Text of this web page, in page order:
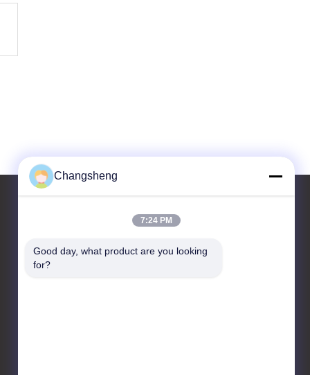
Changsheng
7:24 PM
Good day, what product are you looking
for?